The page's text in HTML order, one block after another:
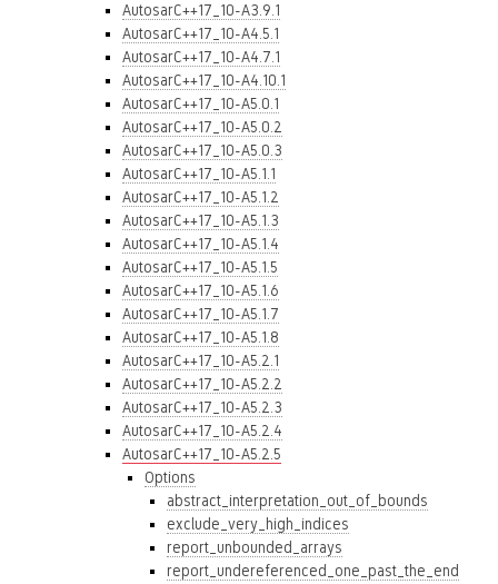
AutosarC++17_10-A3.9.1
AutosarC++17_10-A4.5.1
AutosarC++17_10-A4.7.1
AutosarC++17_10-A4.10.1
AutosarC++17_10-A5.0.1
AutosarC++17_10-A5.0.2
AutosarC++17_10-A5.0.3
AutosarC++17_10-A5.1.1
AutosarC++17_10-A5.1.2
AutosarC++17_10-A5.1.3
AutosarC++17_10-A5.1.4
AutosarC++17_10-A5.1.5
AutosarC++17_10-A5.1.6
AutosarC++17_10-A5.1.7
AutosarC++17_10-A5.1.8
AutosarC++17_10-A5.2.1
AutosarC++17_10-A5.2.2
AutosarC++17_10-A5.2.3
AutosarC++17_10-A5.2.4
AutosarC++17_10-A5.2.5
Options
abstract_interpretation_out_of_bounds
exclude_very_high_indices
report_unbounded_arrays
report_undereferenced_one_past_the_end